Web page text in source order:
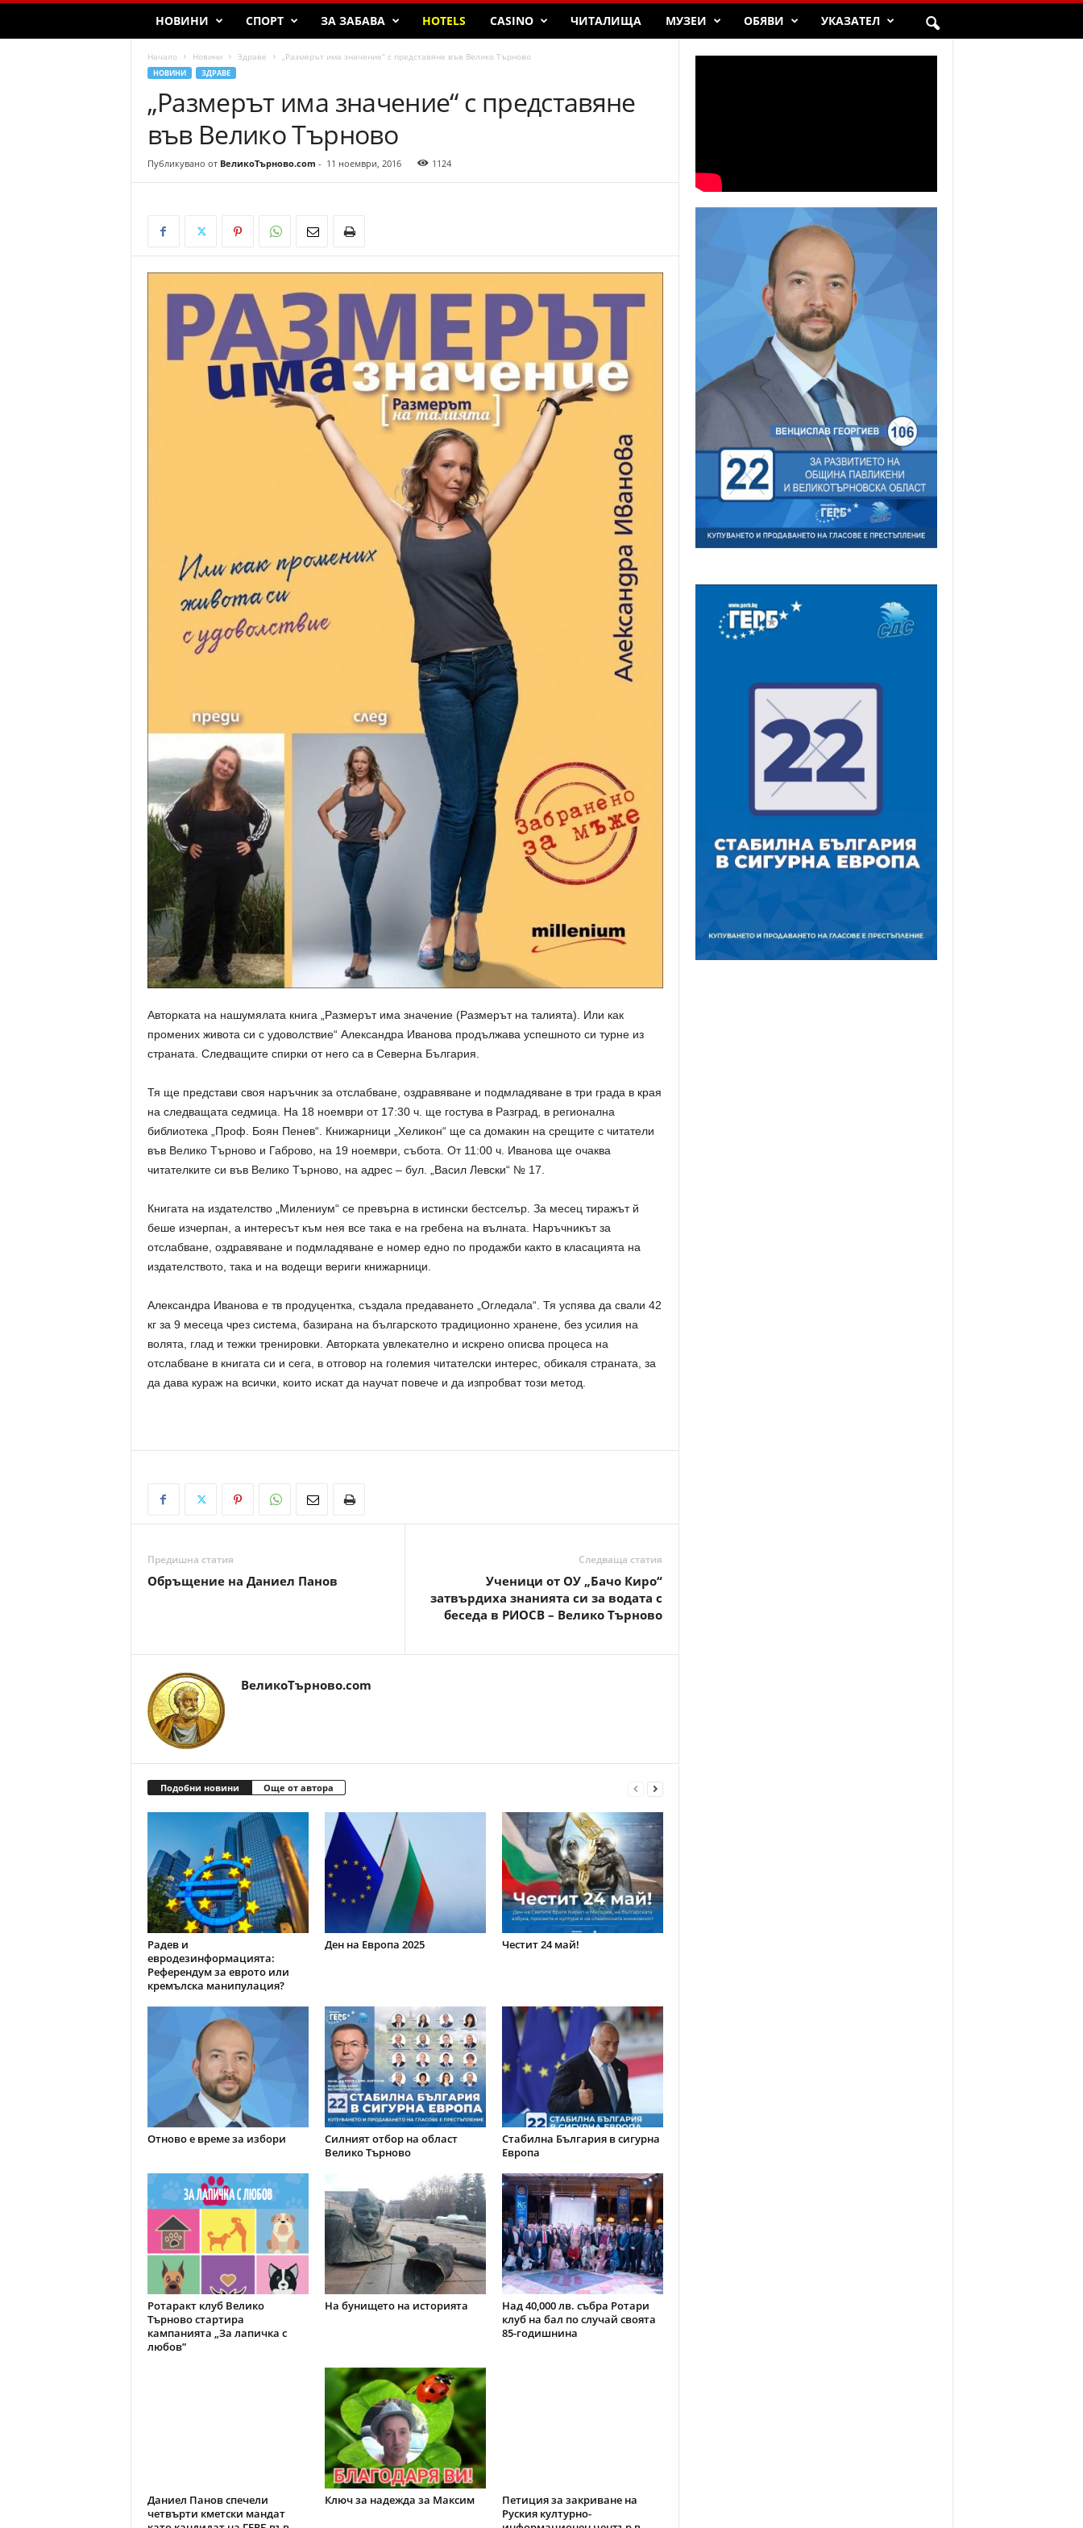
НОВИНИ СПОРТ ЗА ЗАБАВА HOTELS CASINO ЧИТАЛИЩА МУЗЕИ ОБЯВИ УКАЗАТЕЛ
Начало Новини Здраве „Размерът има значение“ с представяне във Велико Търново
НОВИНИ ЗДРАВЕ
„Размерът има значение“ с представяне
във Велико Търново
Публикувано от ВеликоТърново.com - 11 ноември, 2016 1124
Авторката на нашумялата книга „Размерът има значение (Размерът на талията) . Или как
промених живота си с удоволствие“ Александра Иванова продължава успешното си турне из
страната. Следващите спирки от него са в Северна България.
Тя ще представи своя наръчник за отслабване, оздравяване и подмладяване в три града в края
на следващата седмица. На 18 ноември от 17:30 ч. ще гостува в Разград, в регионална
библиотека „Проф. Боян Пенев“. Книжарници „Хеликон“ ще са домакин на срещите с читатели
във Велико Търново и Габрово, на 19 ноември, събота. От 11:00 ч. Иванова ще очаква
читателките си във Велико Търново, на адрес – бул. „Васил Левски“ №17.
Книгата на издателство „Милениум“ се превърна в истински бестселър. За месец тиражът й
беше изчерпан, а интересът към нея все така е на гребена на вълната. Наръчникът за
отслабване, оздравяване и подмладяване е номер едно по продажби както в класацията на
издателството, така и на водещи вериги книжарници.
Александра Иванова е тв продуцентка, създала предаването „Огледала“. Тя успява да свали 42
кг за 9 месеца чрез система, базирана на българското традиционно хранене, без усилия на
волята, глад и тежки тренировки. Авторката увлекателно и искрено описва процеса на
отслабване в книгата си и сега, в отговор на големия читателски интерес, обикаля страната, за
да дава кураж на всички, които искат да научат повече и да изпробват този метод.
Предишна статия
Обръщение на Даниел Панов
Следваща статия
Ученици от ОУ „Бачо Киро“
затвърдиха знанията си за водата с
беседа в РИОСВ – Велико Търново
ВеликоТърново.com
Подобни новини Още от автора
Радев и
евродезинформацията:
Референдум за еврото или
кремълска манипулация?
Ден на Европа 2025 Честит 24 май!
Отново е време за избори
Силният отбор на област
Велико Търново
Стабилна България в сигурна
Европа
Ротаракт клуб Велико
Търново стартира
кампанията „За лапичка с
любов”
На бунището на историята
Над 40,000 лв. събра Ротари
клуб на бал по случай своята
85-годишнина
Даниел Панов спечели
четвърти кметски мандат
Ключ за надежда за Максим
Петиция за закриване на
Руския културно-